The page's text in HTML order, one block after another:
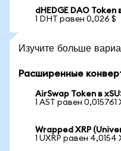
dHEDGE DAO
1 DHT равен 0,026 $
Изучите больше
Расширенные
AirSwap Token в
1 AST равен 0,015761
Wrapped XRP
1 UXRP равен 4,0154